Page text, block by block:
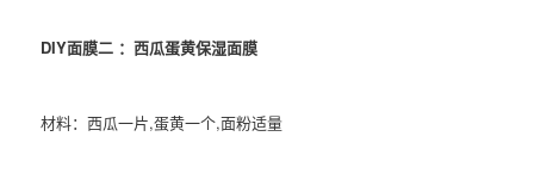
DIY面膜二 ：西瓜蛋黄保湿面膜
材料：西瓜一片,蛋黄一个,面粉适量